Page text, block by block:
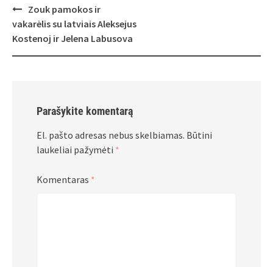
Post
navigation
Zouk pamokos ir
vakarėlis su latviais Aleksejus
Kostenoj ir Jelena Labusova
Parašykite komentarą
El. pašto adresas nebus skelbiamas. Būtini
laukeliai pažymėti *
Komentaras *